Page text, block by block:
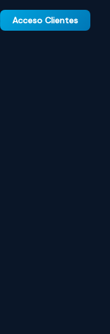
Acceso Clientes